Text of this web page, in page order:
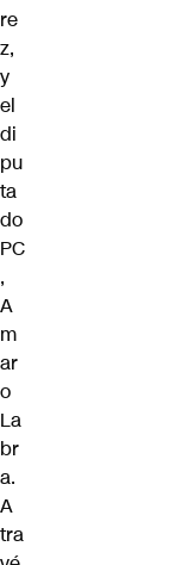
re
z,
y
el
di
pu
ta
do
PC
,
A
m
ar
o
La
br
a.
A
tra